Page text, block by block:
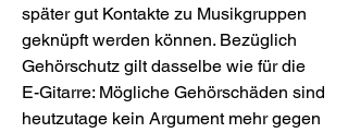
später gut Kontakte zu Musikgruppen
geknüpft werden können. Bezüglich
Gehörschutz gilt dasselbe wie für die
E-Gitarre: Mögliche Gehörschäden sind
heutzutage kein Argument mehr gegen